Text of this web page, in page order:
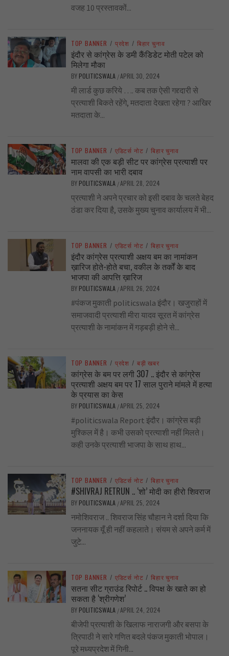
वजह 10 प्रस्तावकों...
TOP BANNER / प्रदेश / बिहार चुनाव
इंदौर से कांग्रेस के डमी कैंडिडेट मोती पटेल को
मिलेगा मौका
BY POLITICSWALA /APRIL 30, 2024
मी लार्ड कुछ करिये …. कब तक ऐसी गद्द्दारी से
प्रत्याशी बिकते रहेंगे, मतदाता देखता रहेगा ? आखिर
मतदाता के...
TOP BANNER / एडिटर्स नोट / बिहार चुनाव
मालवा की एक बड़ी सीट पर कांग्रेस प्रत्याशी पर
नाम वापसी का भारी दबाव
BY POLITICSWALA /APRIL 28, 2024
प्रत्याशी ने अपने प्रचार को इसी दबाव के चलते बेहद
ठंडा कर दिया है, उसके मुख्य चुनाव कार्यालय में भी...
TOP BANNER / एडिटर्स नोट / बिहार चुनाव
इंदौर कांग्रेस प्रत्याशी अक्षय बम का नामांकन
ख़ारिज होते-होते बचा, वकील के तर्कों के बाद
भाजपा की आपत्ति ख़ारिज
BY POLITICSWALA /APRIL 26, 2024
#पंकज मुकाती politicswala इंदौर। खजुराहों में
समाजवादी प्रत्याशी मीरा यादव सूरत में कांग्रेस
प्रत्याशी के नामांकन में गड़बड़ी होने से...
TOP BANNER / प्रदेश / बड़ी खबर
कांग्रेस के बम पर लगी 307 .. इंदौर से कांग्रेस
प्रत्याशी अक्षय बम पर 17 साल पुराने मांमले में हत्या
के प्रयास का केस
BY POLITICSWALA /APRIL 25, 2024
#politicswala Report इंदौर। कांग्रेस बड़ी
मुश्किल में है। कभी उसको प्रत्याशी नहीं मिलते।
कही उनके प्रत्याशी भाजपा के साथ हाथ...
TOP BANNER / एडिटर्स नोट / बिहार चुनाव
#SHIVRAJ RETRUN .. ‘शो’ मोदी का हीरो शिवराज
BY POLITICSWALA /APRIL 25, 2024
नमोशिवराज .. शिवराज सिंह चौहान ने दर्शा दिया कि
जननायक यूँ ही नहीं कहलाते। संयम से अपने कर्म में
जुटे...
TOP BANNER / एडिटर्स नोट / बिहार चुनाव
सतना सीट ग्राउंड रिपोर्ट .. विपक्ष के खाते का हो
सकता है ‘श्रीगणेश’
BY POLITICSWALA /APRIL 24, 2024
बीजेपी प्रत्याशी के खिलाफ नाराजगी और बसपा के
त्रिपाठी ने सारे गणित बदले पंकज मुकाती भोपाल।
पूरे मध्यप्रदेश में गिनी...